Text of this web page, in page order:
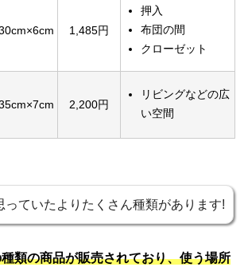
1,485円
押入
布団の間
クローゼット
2,200円
リビングなどの広
い空間
っていたよりたくさん種類があります!
類の商品が販売されており、使う場所